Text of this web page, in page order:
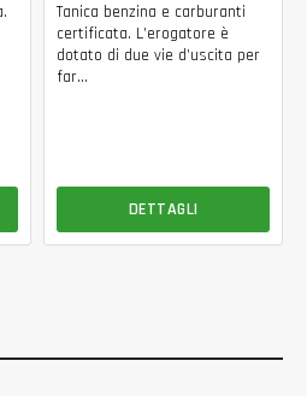
Tanica benzina e carburanti
certificata. L’erogatore è
dotato di due vie d’uscita per
far...
DETTAGLI